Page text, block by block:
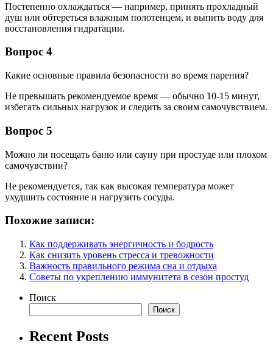
Постепенно охлаждаться — например, принять прохладный
душ или обтереться влажным полотенцем, и выпить воду для
восстановления гидратации.
Вопрос 4
Какие основные правила безопасности во время парения?
Не превышать рекомендуемое время — обычно 10-15 минут,
избегать сильных нагрузок и следить за своим самочувствием.
Вопрос 5
Можно ли посещать баню или сауну при простуде или плохом
самочувствии?
Не рекомендуется, так как высокая температура может
ухудшить состояние и нагрузить сосуды.
Похожие записи:
Как поддерживать энергичность и бодрость
Как снизить уровень стресса и тревожности
Важность правильного режима сна и отдыха
Советы по укреплению иммунитета в сезон простуд
Поиск
Поиск
Recent Posts